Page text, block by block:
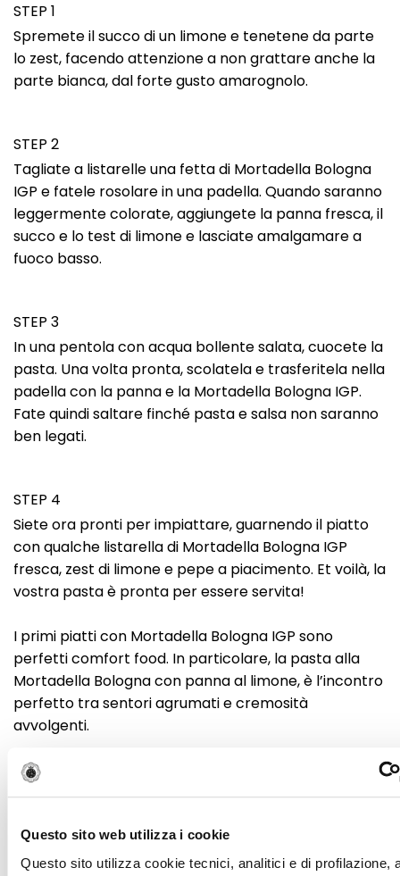
Questo sito web utilizza i cookie
Questo sito utilizza cookie tecnici, analitici e di profilazione,
STEP 1
Spremete il succo di un limone e tenetene da parte
lo zest, facendo attenzione a non grattare anche la
parte bianca, dal forte gusto amarognolo.
STEP 2
Tagliate a listarelle una fetta di Mortadella Bologna
IGP e fatele rosolare in una padella. Quando saranno
leggermente colorate, aggiungete la panna fresca, il
succo e lo test di limone e lasciate amalgamare a
fuoco basso.
STEP 3
In una pentola con acqua bollente salata, cuocete la
pasta. Una volta pronta, scolatela e trasferitela nella
padella con la panna e la Mortadella Bologna IGP.
Fate quindi saltare finché pasta e salsa non saranno
ben legati.
STEP 4
Siete ora pronti per impiattare, guarnendo il piatto
con qualche listarella di Mortadella Bologna IGP
fresca, zest di limone e pepe a piacimento. Et voilà, la
vostra pasta è pronta per essere servita!
I primi piatti con Mortadella Bologna IGP sono
perfetti comfort food. In particolare, la pasta alla
Mortadella Bologna con panna al limone, è l’incontro
perfetto tra sentori agrumati e cremosità
avvolgenti.
Curiosità
Per preparare una pasta con la panna, si può
scegliere tra panna fresca e panna da cucina, a